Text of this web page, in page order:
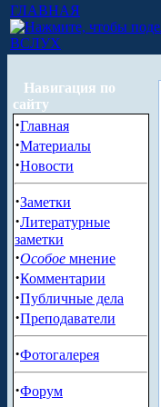
ГЛАВНАЯ
ВСЛУХ
Навигация по
сайту
·Главная
·Материалы
·Новости
·Заметки
·Литературные
заметки
·Особое мнение
·Комментарии
·Публичные дела
·Преподаватели
·Фотогалерея
·Форум